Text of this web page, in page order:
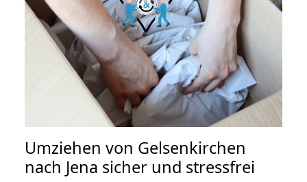
Umziehen von Gelsenkirchen
nach Jena sicher und stressfrei